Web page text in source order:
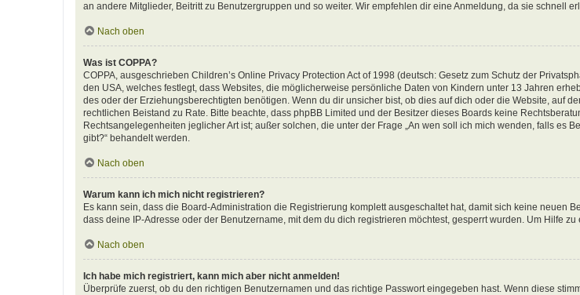
an andere Mitglieder, Beitritt zu Benutzergruppen und so weiter. Wir empfehlen dir eine Anmeldung, da sie schnell
Nach oben
Was ist COPPA?
COPPA, ausgeschrieben Children’s Online Privacy Protection Act of 1998 (deutsch: Gesetz zum Schutz der
den USA, welches festlegt, dass Websites, die möglicherweise persönliche Daten von Kindern unter 13 Jahren
des oder der Erziehungsberechtigten benötigen. Wenn du dir unsicher bist, ob dies auf dich oder die Website, auf
rechtlichen Beistand zu Rate. Bitte beachte, dass phpBB Limited und der Besitzer dieses Boards keine
Rechtsangelegenheiten jeglicher Art ist; außer solchen, die unter der Frage „An wen soll ich mich wenden, falls es
gibt?“ behandelt werden.
Nach oben
Warum kann ich mich nicht registrieren?
Es kann sein, dass die Board-Administration die Registrierung komplett ausgeschaltet hat, damit sich keine neuen
dass deine IP-Adresse oder der Benutzername, mit dem du dich registrieren möchtest, gesperrt wurden. Um Hilfe
Nach oben
Ich habe mich registriert, kann mich aber nicht anmelden!
Überprüfe zuerst, ob du den richtigen Benutzernamen und das richtige Passwort eingegeben hast. Wenn diese